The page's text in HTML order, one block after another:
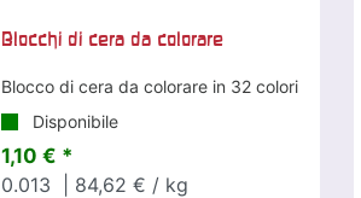
Blocchi di cera da colorare
Blocco di cera da colorare in 32 colori
Disponibile
1,10 € *
0.013
| 84,62 € / kg